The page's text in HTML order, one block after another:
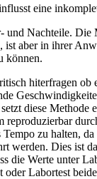
eine
und Nachteile.
aber in ihrer
können.
hiterfragen
diese Methode
reproduzierbar
Tempo zu halten,
werden. Dies ist
die Werte unter
oder Labortest